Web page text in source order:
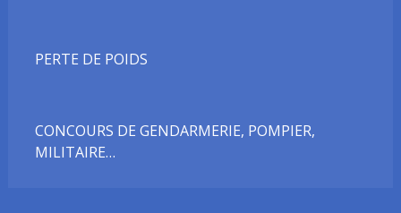
PERTE DE POIDS
CONCOURS DE GENDARMERIE, POMPIER,
MILITAIRE…